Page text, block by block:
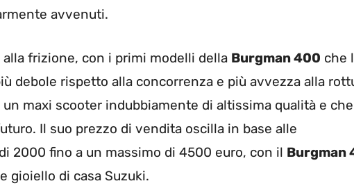
avvenuti.
frizione, con i primi modelli della Burgman 400 che
debole rispetto alla concorrenza e più avvezza alla
maxi scooter indubbiamente di altissima qualità e
Il suo prezzo di vendita oscilla in base alle
2000 fino a un massimo di 4500 euro, con il Burgman
gioiello di casa Suzuki.